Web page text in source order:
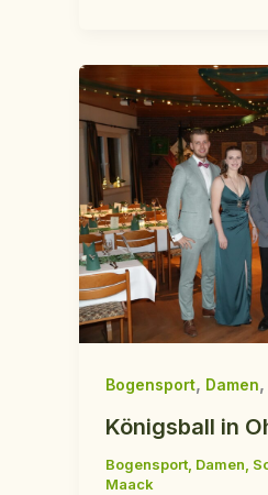
Bogensport, Damen,
Königsball in
Bogensport, Damen,
Maack